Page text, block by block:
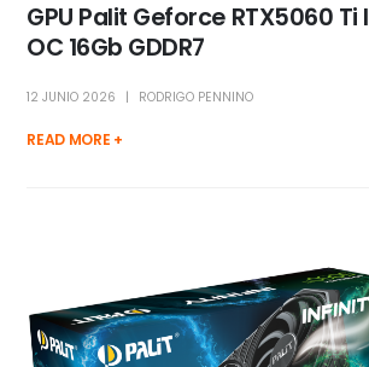
GPU Palit Geforce RTX5060 Ti
OC 16Gb GDDR7
12 JUNIO 2026 RODRIGO PENNINO
READ MORE +